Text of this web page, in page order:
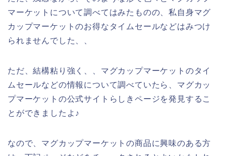
マーケットについて調べてはみたものの、私自身マグ
カップマーケットのお得なタイムセールなどはみつけ
られませんでした、、
ただ、結構粘り強く、、マグカップマーケットのタイ
ムセールなどの情報について調べていたら、マグカッ
プマーケットの公式サイトらしきページを発見するこ
とができましたよ♪
なので、マグカップマーケットの商品に興味のある方